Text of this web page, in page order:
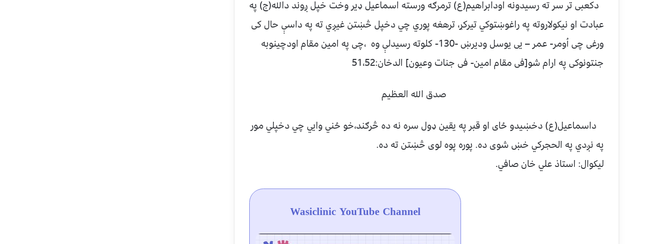
دکعبی تر سر ته رسیدونه اودابراهیم(ع) ترمرګه ورسته اسماعیل ډیر وخت خپل ږوند دالله(ج) په
عبادت او نیکولاروته په راغوښتوکي تیرکړ، ترهغه پوري چي دخپل څښتن غیږي ته په داسې حال کی
ورغی چی اُومر- عمر – یی یوسل ودیرښ -130- کلوته رسیدلې وه ،چی په امین مقام اودچینوبه
جنتونوکی په ارام شو[فی مقام امین- فی جنات وعیون] الدخان:51،52
صدق الله العظیم
داسماعیل(ع) دخښیدو ځای او قبر په یقین ډول سره نه ده څرګند،خو ځني وایي چي دخپلي مور
په نږدي په الحجرکي خښ شوی ده. پوره پوه لوی څښتن ته ده.
لیکوال: استاذ علي خان صافي.
Wasiclinic YouTube Channel